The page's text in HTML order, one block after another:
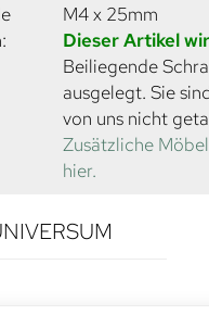
M4 x 25mm
Dieser Artikel
Beiliegende
ausgelegt. Sie
von uns nicht
Zusätzliche
hier.